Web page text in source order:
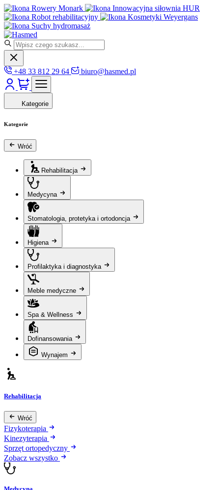
Rowery Monark
Innowacyjna siłownia HUR
Robot rehabilitacyjny
Kosmetyki Weyergans
Suchy hydromasaż
+48 33 812 29 64 biuro@hasmed.pl
Kategorie
Kategorie
Wróć
Rehabilitacja
Medycyna
Stomatologia, protetyka i ortodoncja
Higiena
Profilaktyka i diagnostyka
Meble medyczne
Spa & Wellness
Dofinansowania
Wynajem
Rehabilitacja
Wróć
Fizykoterapia
Kinezyterapia
Sprzęt ortopedyczny
Zobacz wszystko